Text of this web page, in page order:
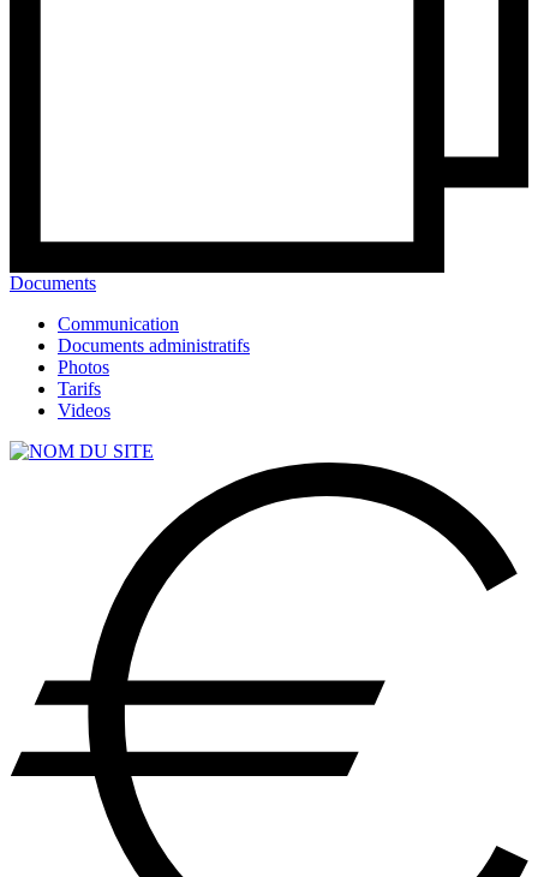
Documents
Communication
Documents administratifs
Photos
Tarifs
Videos